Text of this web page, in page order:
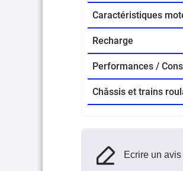
Caractéristiques
Recharge
Performances /
Châssis et trains
Ecrire un